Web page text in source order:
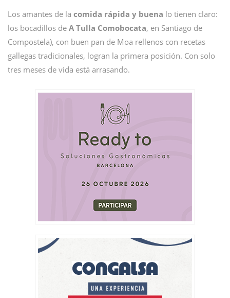
Los amantes de la comida rápida y buena lo tienen claro:
los bocadillos de A Tulla Comobocata, en Santiago de
Compostela), con buen pan de Moa rellenos con recetas
gallegas tradicionales, logran la primera posición. Con solo
tres meses de vida está arrasando.